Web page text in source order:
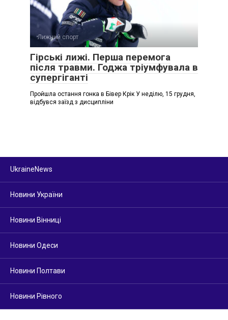
Лижний спорт
Гірські лижі. Перша перемога
після травми. Годжа тріумфувала в
супергіганті
Пройшла остання гонка в Бівер Крік У неділю, 15 грудня,
відбувся заїзд з дисципліни
UkraineNews
Новини України
Новини Вінниці
Новини Одеси
Новини Полтави
Новини Рівного